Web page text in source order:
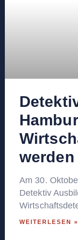
werden
Am 30.
Detektiv
WEITERLESEN »